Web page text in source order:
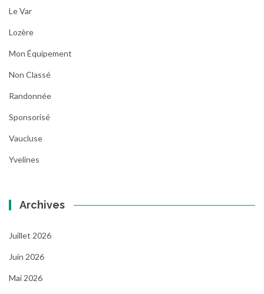
Le Var
Lozère
Mon Équipement
Non Classé
Randonnée
Sponsorisé
Vaucluse
Yvelines
Archives
Juillet 2026
Juin 2026
Mai 2026